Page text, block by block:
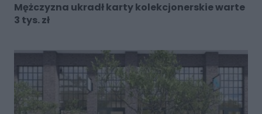
Mężczyzna ukradł karty kolekcjonerskie warte
3 tys. zł